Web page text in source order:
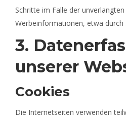
Schritte im Falle der
Werbeinformationen, etwa durch
3.
unserer
Cookies
Die Internetseiten verwenden